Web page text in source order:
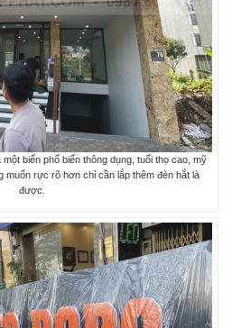
biển phổ biến thông dụng, tuổi thọ cao, mỹ
muốn rực rõ hơn chỉ cần lắp thêm đèn hắt là
được.